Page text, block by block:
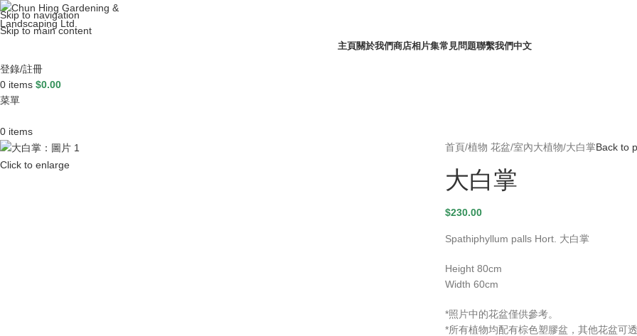
Skip to navigation
Skip to main content
主頁關於我們商店相片集常見問題聯繫我們中文
登錄/註冊
0 items $0.00
菜單
0 items
Click to enlarge
首頁 植物 花盆 室內大植物 大白掌Back to
大白掌
$230.00
Spathiphyllum palls Hort. 大白掌
Height 80cm
Width 60cm
*照片中的花盆僅供參考。
*所有植物均配有棕色塑膠盆，其他花盆可